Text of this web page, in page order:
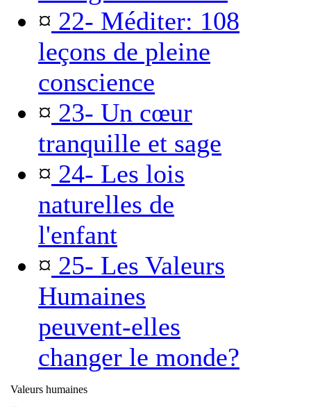
¤ 22- Méditer: 108
leçons de pleine
conscience
¤ 23- Un cœur
tranquille et sage
¤ 24- Les lois
naturelles de
l'enfant
¤ 25- Les Valeurs
Humaines
peuvent-elles
changer le monde?
Valeurs humaines